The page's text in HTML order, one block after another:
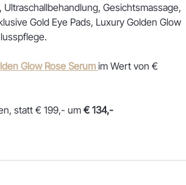
Ultraschallbehandlung, Gesichtsmassage,
Gold Eye Pads, Luxury Golden Glow
Glow Rose Serum im Wert von €
statt € 199,- um € 134,-